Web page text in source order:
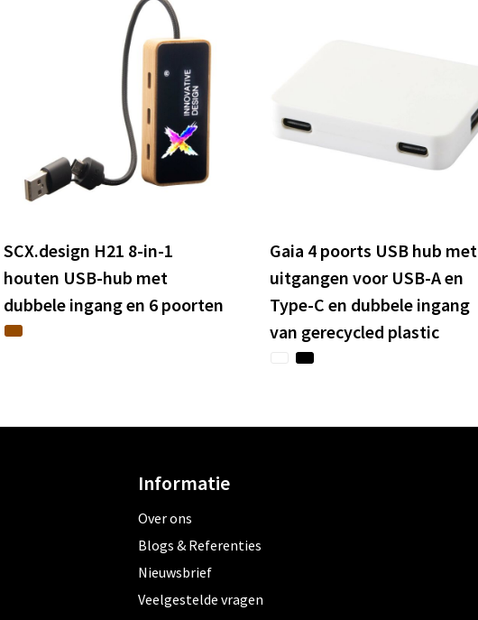
SCX.design H21 8-in-1
houten USB-hub met
dubbele ingang en 6 poorten
Gaia 4 poorts USB hub met
uitgangen voor USB-A en
Type-C en dubbele ingang
van gerecycled plastic
Informatie
Over ons
Blogs & Referenties
Nieuwsbrief
Veelgestelde vragen